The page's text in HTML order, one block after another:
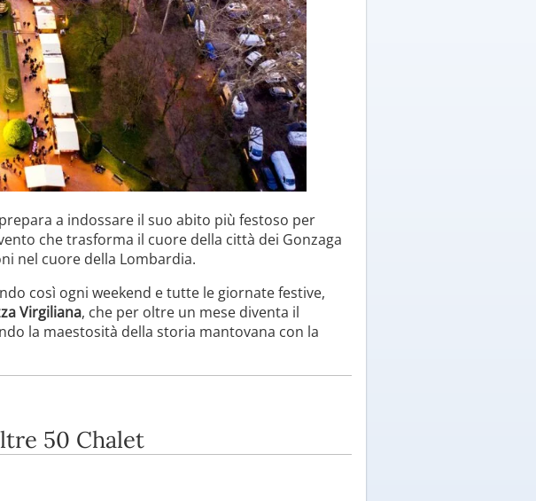
a indossare il suo abito più festoso per
che trasforma il cuore della città dei Gonzaga
nel cuore della Lombardia.
così ogni weekend e tutte le giornate festive,
Virgiliana, che per oltre un mese diventa il
la maestosità della storia mantovana con la
50 Chalet